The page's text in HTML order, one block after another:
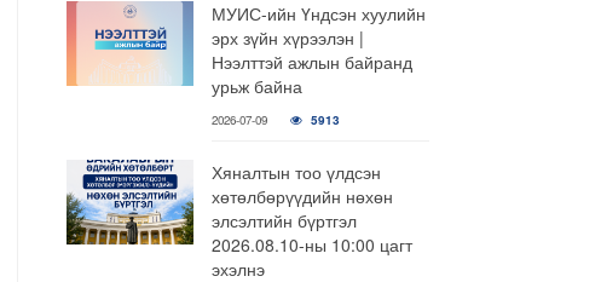
МУИС-ийн Үндсэн хуулийн
эрх зүйн хүрээлэн |
Нээлттэй ажлын байранд
урьж байна
2026-07-09 5913
Хяналтын тоо үлдсэн
хөтөлбөрүүдийн нөхөн
элсэлтийн бүртгэл
2026.08.10-ны 10:00 цагт
эхэлнэ